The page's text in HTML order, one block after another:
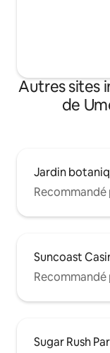
Autres sites
de
Jardin
Suncoast
Sugar Rush